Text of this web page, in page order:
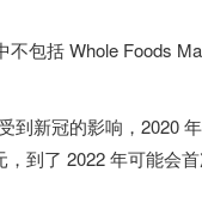
包括 Whole Foods
到新冠的影响，2020
到了 2022 年可能会首